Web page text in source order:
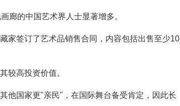
廊的中国艺术界人士显著增多。
家签订了艺术品销售合同，内容包括出售至少10
较高投资价值。
他国家更"亲民"，在国际舞台备受肯定，因此长